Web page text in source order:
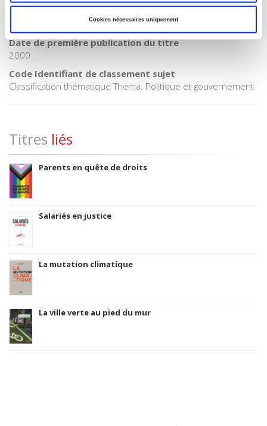
Cookies nécessaires uniquement
3283 SCIENCES POLITIQUES
Date de première publication du titre
2000
Code Identifiant de classement sujet
Classification thématique Thema: Politique et gouvernement
Titres liés
Parents en quête de droits
Salariés en justice
La mutation climatique
La ville verte au pied du mur